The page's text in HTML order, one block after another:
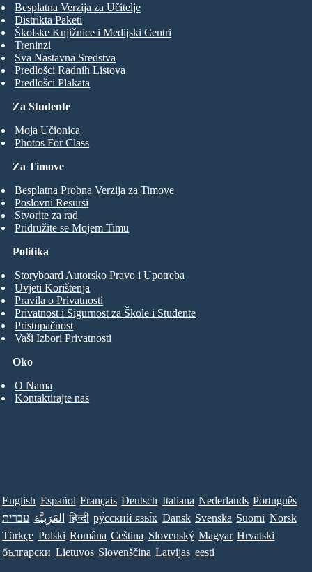
Za Studente
Moja Učionica
Photos For Class
Besplatna Verzija za Učitelje
Distrikta Paketi
Školske Knjižnice i Medijski Centri
Treninzi
Sva Nastavna Sredstva
Predlošci Radnih Listova
Predlošci Plakata
Za Timove
Besplatna Probna Verzija za Timove
Poslovni Resursi
Stvorite za rad
Pridružite se Mojem Timu
Oko
O Nama
Kontaktirajte nas
Politika
Storyboard Autorsko Pravo i Upotreba
Uvjeti Korištenja
Pravila o Privatnosti
Privatnost i Sigurnost za Škole i Studente
Pristupačnost
Vaši Izbori Privatnosti
English Español Français Deutsch Italiana Nederlands Português
עברית العَرَبِيَّة हिन्दी ру́сский язы́к Dansk Svenska Suomi Norsk
Türkçe Polski Româna Ceština Slovenský Magyar Hrvatski
български Lietuvos Slovenščina Latvijas eesti